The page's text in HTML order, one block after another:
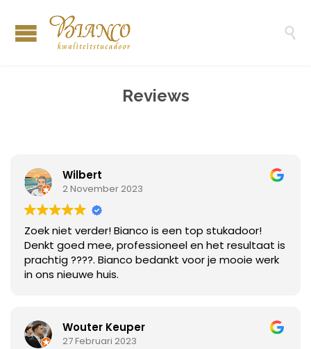

Reviews
Wilbert
2 November 2023
Zoek niet verder! Bianco is een top stukadoor!
Denkt goed mee, professioneel en het resultaat is
prachtig ????. Bianco bedankt voor je mooie werk
in ons nieuwe huis.
Wouter Keuper
27 Februari 2023